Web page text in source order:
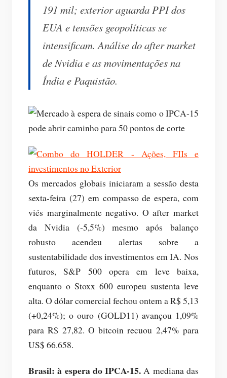
191 mil; exterior aguarda PPI dos
EUA e tensões geopolíticas se
intensificam. Análise do after market
de Nvidia e as movimentações na
Índia e Paquistão.
Os mercados globais iniciaram a sessão desta
sexta-feira (27) em compasso de espera, com
viés marginalmente negativo. O after market
da Nvidia (-5,5%) mesmo após balanço
robusto acendeu alertas sobre a
sustentabilidade dos investimentos em IA. Nos
futuros, S&P 500 opera em leve baixa,
enquanto o Stoxx 600 europeu sustenta leve
alta. O dólar comercial fechou ontem a R$ 5,13
(+0,24%); o ouro (GOLD11) avançou 1,09%
para R$ 27,82. O bitcoin recuou 2,47% para
US$ 66.658.
Brasil: à espera do IPCA-15. A mediana das